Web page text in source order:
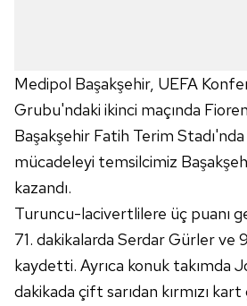
Medipol Başakşehir, UEFA
Grubu'ndaki ikinci maçında
Başakşehir Fatih Terim
mücadeleyi temsilcimiz
kazandı.
Turuncu-lacivertlilere üç puanı
71. dakikalarda Serdar Gürler ve
kaydetti. Ayrıca konuk takımda
dakikada çift sarıdan kırmızı kart